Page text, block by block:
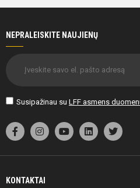
NEPRALEISKITE NAUJIENŲ
Susipažinau su LFF asmens
KONTAKTAI